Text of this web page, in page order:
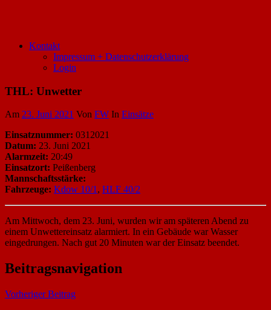
Kontakt
Impressum + Datenschutzerklärung
Login
THL: Unwetter
Am 23. Juni 2021 Von FW In Einsätze
Einsatznummer: 0312021
Datum: 23. Juni 2021
Alarmzeit: 20:49
Einsatzort: Peißenberg
Mannschaftsstärke:
Fahrzeuge: Kdow 10/1, HLF 40/2
Am Mittwoch, dem 23. Juni, wurden wir am späteren Abend zu
einem Unwettereinsatz alarmiert. In ein Gebäude war Wasser
eingedrungen. Nach gut 20 Minuten war der Einsatz beendet.
Beitragsnavigation
Vorheriger Beitrag